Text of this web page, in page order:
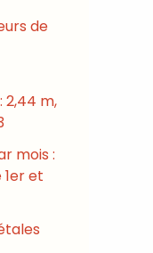
de
2,44 m,
mois :
et